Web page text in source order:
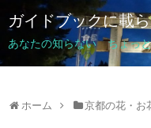
ガイドブックに載
あなたの知らない ちょっ
ホーム 京都の花・お